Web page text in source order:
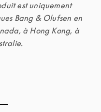
est uniquement
Bang & Olufsen en
à Hong Kong, à